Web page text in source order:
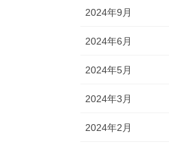
2024年9月
2024年6月
2024年5月
2024年3月
2024年2月